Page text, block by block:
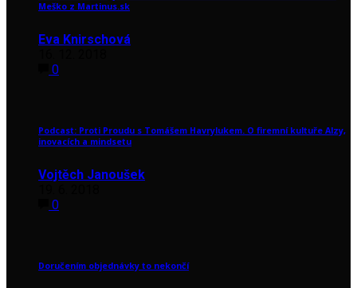
Meško z Martinus.sk
Eva Knirschová
0
Podcast: Proti Proudu s Tomášem Havrylukem. O firemní kultuře Alzy,
inovacích a mindsetu
Vojtěch Janoušek
0
Doručením objednávky to nekončí